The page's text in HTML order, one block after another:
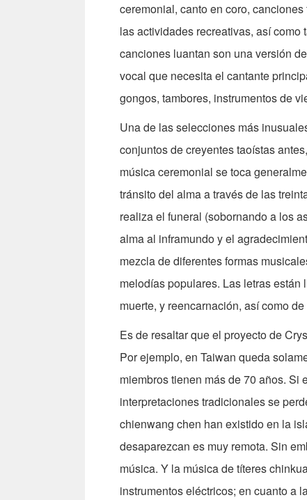
ceremonial, canto en coro,
las actividades recreativas, así
canciones luantan son una versión
vocal que necesita el cantante
gongos, tambores, instrumentos de
Una de las selecciones más
conjuntos de creyentes taoístas
música ceremonial se toca
tránsito del alma a través de las
realiza el funeral (sobornando a los
alma al inframundo y el
mezcla de diferentes formas
melodías populares. Las letras
muerte, y reencarnación, así como
Es de resaltar que el proyecto de
Por ejemplo, en Taiwan queda
miembros tienen más de 70 años. Si
interpretaciones tradicionales se
chienwang chen han existido en la
desaparezcan es muy remota. Sin
música. Y la música de títeres
instrumentos eléctricos; en cuanto a